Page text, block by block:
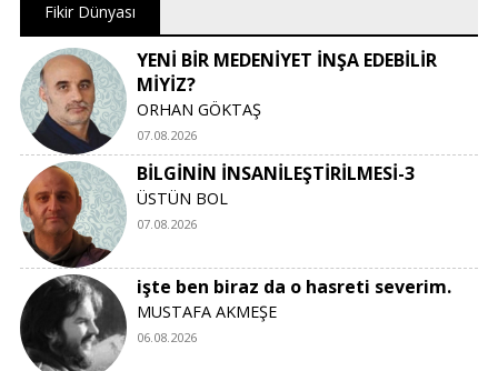
Fikir Dünyası
YENİ BİR MEDENİYET İNŞA EDEBİLİR
MİYİZ?
ORHAN GÖKTAŞ
07.08.2026
BİLGİNİN İNSANİLEŞTİRİLMESİ-3
ÜSTÜN BOL
07.08.2026
işte ben biraz da o hasreti severim.
MUSTAFA AKMEŞE
06.08.2026